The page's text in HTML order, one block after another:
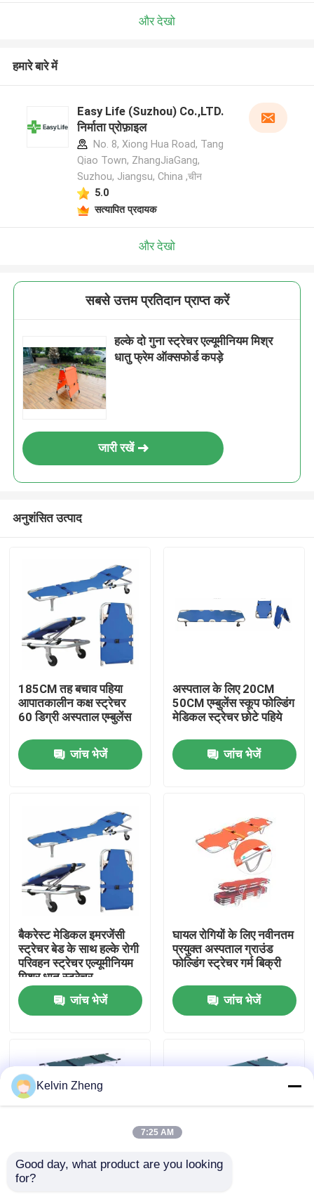
उत्पाद
वीडियो
हमारे बारे में
कारखाने का दौरा
गुणवत्ता नियंत्रण
हमसे संपर्क करें
समाचार
और देखो
हमारे बारे में
Easy Life (Suzhou) Co.,LTD.
निर्माता प्रोफ़ाइल
No. 8, Xiong Hua Road, Tang
Qiao Town, ZhangJiaGang,
Suzhou, Jiangsu, China ,चीन
5.0
सत्यापित प्रदायक
और देखो
सबसे उत्तम प्रतिदान प्राप्त करें
हल्के दो गुना स्ट्रेचर एल्यूमीनियम मिश्र
धातु फ्रेम ऑक्सफोर्ड कपड़े
जारी रखें
अनुशंसित उत्पाद
185CM तह बचाव पहिया
आपातकालीन कक्ष स्ट्रेचर
60 डिग्री अस्पताल एम्बुलेंस
जांच भेजें
अस्पताल के लिए 20CM
50CM एम्बुलेंस स्कूप फोल्डिंग
मेडिकल स्ट्रेचर छोटे पहिये
जांच भेजें
बैकरेस्ट मेडिकल इमरजेंसी
स्ट्रेचर बेड के साथ हल्के रोगी
परिवहन स्ट्रेचर एल्यूमीनियम
मिश्र धातु स्ट्रेचर
जांच भेजें
घायल रोगियों के लिए नवीनतम
प्रयुक्त अस्पताल ग्राउंड
फोल्डिंग स्ट्रेचर गर्म बिक्री
जांच भेजें
चार तह मेडिकल स्ट्रेचर उच्च
Kelvin Zheng
7:25 AM
Good day, what product are you looking
for?